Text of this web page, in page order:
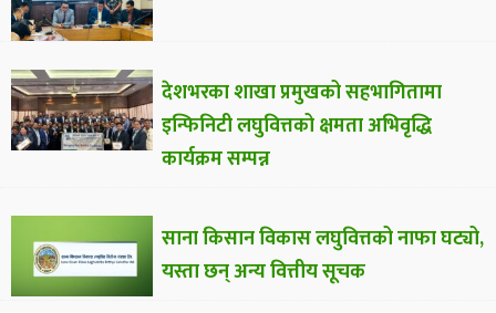
देशभरका शाखा प्रमुखको सहभागितामा
इन्फिनिटी लघुवित्तको क्षमता अभिवृद्धि
कार्यक्रम सम्पन्न
साना किसान विकास लघुवित्तको नाफा घट्यो,
यस्ता छन् अन्य वित्तीय सूचक